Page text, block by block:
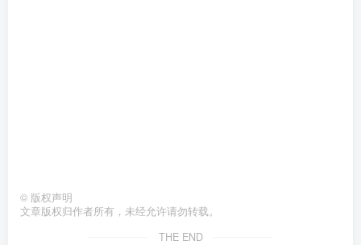
© 版权声明
文章版权归作者所有，未经允许请勿转载。
THE END